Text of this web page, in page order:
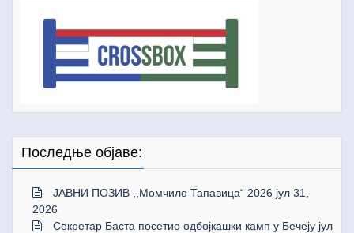
Последње објаве:
ЈАВНИ ПОЗИВ ,,Момчило Тапавица“ 2026 јул 31,
2026
Секретар Баста посетио одбојкашки камп у Бечеју јул